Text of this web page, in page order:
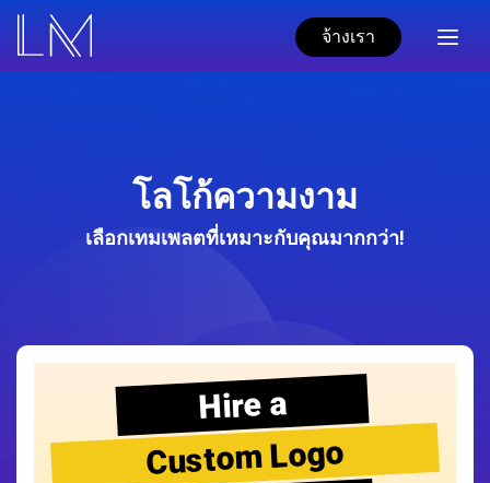
จ้างเรา
โลโก้ความงาม
เลือกเทมเพลตที่เหมาะกับคุณมากกว่า!
Hire a
Custom Logo